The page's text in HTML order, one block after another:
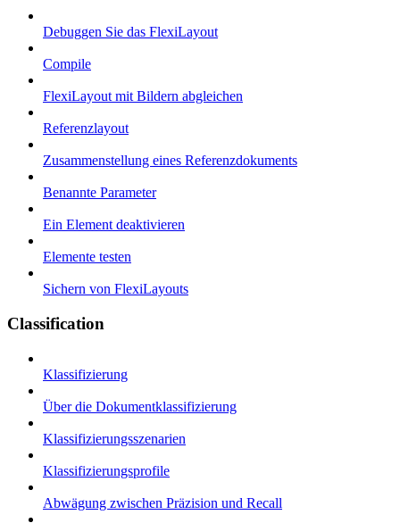
Debuggen Sie das FlexiLayout
Compile
FlexiLayout mit Bildern abgleichen
Referenzlayout
Zusammenstellung eines Referenzdokuments
Benannte Parameter
Ein Element deaktivieren
Elemente testen
Sichern von FlexiLayouts
Classification
Klassifizierung
Über die Dokumentklassifizierung
Klassifizierungsszenarien
Klassifizierungsprofile
Abwägung zwischen Präzision und Recall